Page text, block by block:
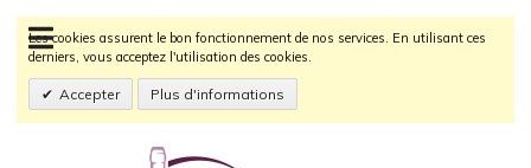
Les cookies assurent le bon fonctionnement de nos services. En utilisant ces
derniers, vous acceptez l'utilisation des cookies.
Accepter Plus d'informations